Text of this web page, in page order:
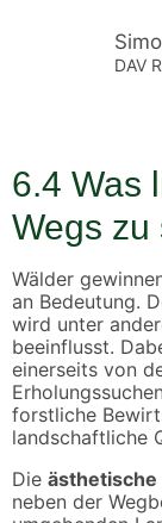
DAV
6.4 Was
Wegs zu
Wälder
an Bedeutung.
wird unter
beeinflusst.
einerseits von
forstliche
landschaftliche
Die ästhetische
neben der